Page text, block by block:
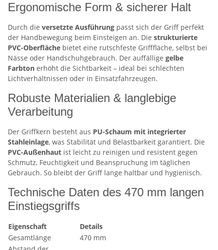
Ergonomische Form & sicherer Halt
Durch die versetzte Ausführung passt sich der Griff perfekt
der Handbewegung beim Einsteigen an. Die strukturierte
PVC-Oberfläche bietet eine rutschfeste Grifffläche, selbst bei
Nässe oder Handschuhgebrauch. Der auffällige gelbe
Farbton erhöht die Sichtbarkeit – ideal bei schlechten
Lichtverhältnissen oder in Einsatzfahrzeugen.
Robuste Materialien & langlebige
Verarbeitung
Der Griffkern besteht aus PU-Schaum mit integrierter
Stahleinlage, was Stabilität und Belastbarkeit garantiert. Die
PVC-Außenhaut ist leicht zu reinigen und resistent gegen
Schmutz, Feuchtigkeit und Beanspruchung im täglichen
Gebrauch. So bleibt der Griff lange haltbar und hygienisch.
Technische Daten des 470 mm langen
Einstiegsgriffs
Eigenschaft
Details
Gesamtlänge
470 mm